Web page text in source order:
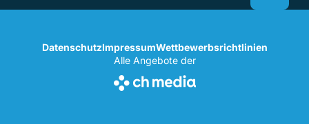
DatenschutzImpressumWettbewerbsrichtlinien
Alle Angebote der